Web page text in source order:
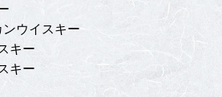
ウイスキー
キー
キー